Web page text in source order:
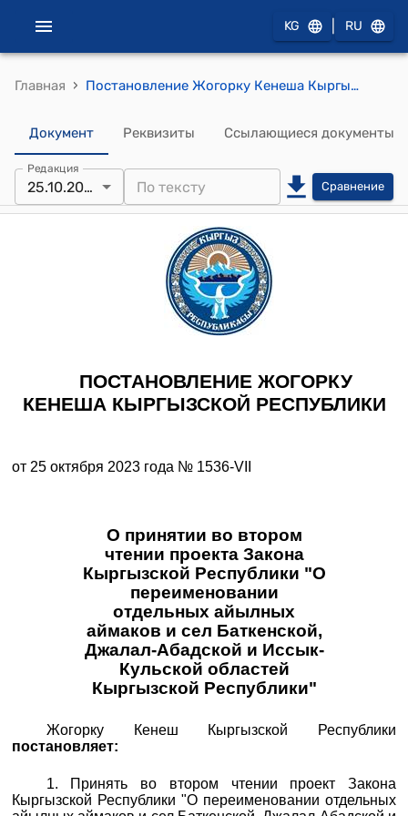
KG RU
Главная › Постановление Жогорку Кенеша Кыргызской Республики от 25 октября 2023 года № 1536-VII "О принятии во втором чтении проекта Закона Кыргызской Республики "О переименовании отдельных айылных аймаков и сел Баткенской, Джалал-Абадской и Иссык-Кульской областей Кыргызской Республики"
Документ Реквизиты Ссылающиеся документы
Редакция
25.10.2023 Сравнение